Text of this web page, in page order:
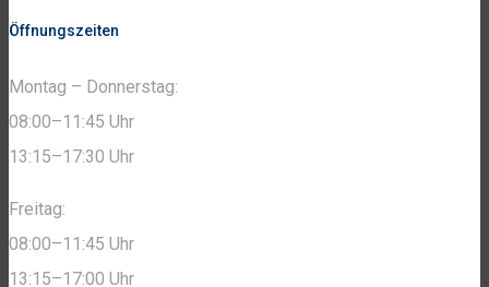
Öffnungszeiten
Montag – Donnerstag:
08:00–11:45 Uhr
13:15–17:30 Uhr
Freitag:
08:00–11:45 Uhr
13:15–17:00 Uhr